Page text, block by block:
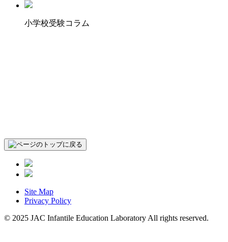
小学校受験コラム
Site Map
Privacy Policy
© 2025 JAC Infantile Education Laboratory All rights reserved.